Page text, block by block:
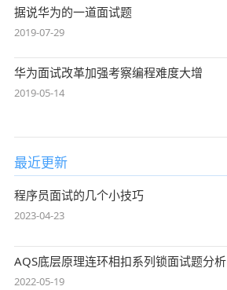
据说华为的一道面试题
2019-07-29
华为面试改革加强考察编程难度大增
2019-05-14
最近更新
程序员面试的几个小技巧
2023-04-23
AQS底层原理连环相扣系列锁面试题分析
2022-05-19